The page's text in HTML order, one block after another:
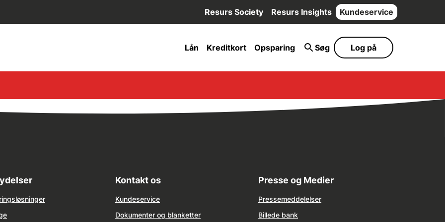
Resurs Society Resurs Insights Kundeservice
Lån Kreditkort Opsparing Søg Log på
Kontakt os
Kundeservice
Dokumenter og blanketter
Presse og Medier
Pressemeddelelser
Billede bank